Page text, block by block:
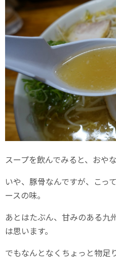
スープを飲んでみると、おや
いや、豚骨なんですが、こっ
ースの味。
あとはたぶん、甘みのある九
は思います。
でもなんとなくちょっと物足